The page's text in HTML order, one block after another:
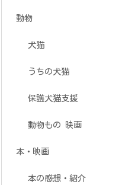
動物
犬猫
うちの犬猫
保護犬猫支援
動物もの 映画
本・映画
本の感想・紹介